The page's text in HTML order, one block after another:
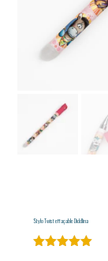
Stylo Twist effaçable Diddlina